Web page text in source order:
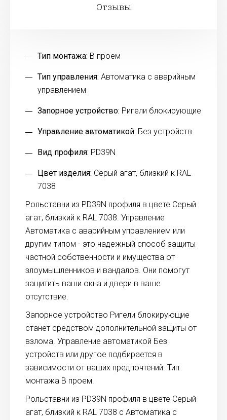
Отзывы
Тип монтажа: В проем
Тип управления: Автоматика с аварийным
управлением
Запорное устройство: Ригели блокирующие
Управление автоматикой: Без устройств
Вид профиля: PD39N
Цвет изделия: Серый агат, близкий к RAL
7038
Рольставни из PD39N профиля в цвете Серый
агат, близкий к RAL 7038. Управление
Автоматика с аварийным управлением или
другим типом - это надежный способ защиты
частной собственности и имущества от
злоумышленников и вандалов. Они помогут
защитить ваши окна и двери в ваше
отсутствие.
Запорное устройство Ригели блокирующие
станет средством дополнительной защиты от
взлома. Управление автоматикой Без
устройств или другое подбирается в
зависимости от ваших предпочтений. Тип
монтажа В проем.
Рольставни из PD39N профиля в цвете Серый
агат, близкий к RAL 7038 с Автоматика с